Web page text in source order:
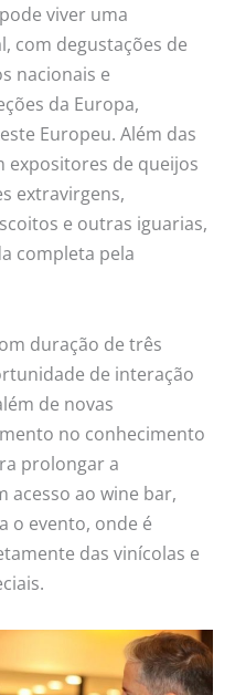
viver uma
com degustações de
nacionais e
da Europa,
Europeu. Além das
expositores de queijos
extravirgens,
e outras iguarias,
completa pela
duração de três
de interação
de novas
no conhecimento
prolongar a
acesso ao wine bar,
o evento, onde é
das vinícolas e